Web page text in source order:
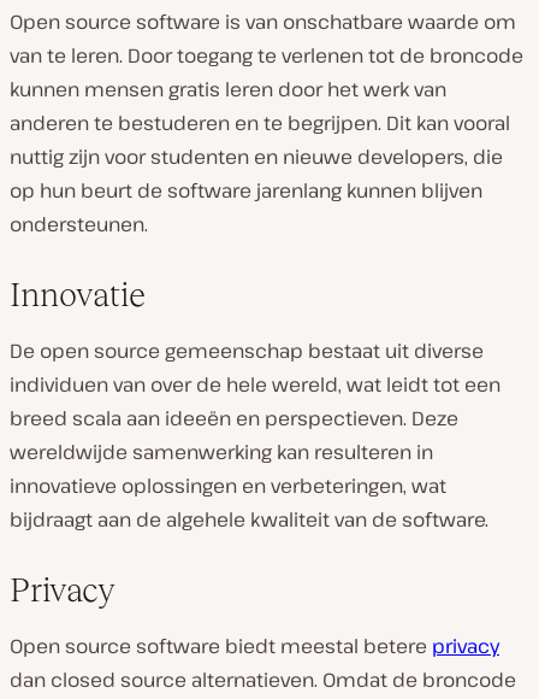
Open source software is van onschatbare waarde om
van te leren. Door toegang te verlenen tot de broncode
kunnen mensen gratis leren door het werk van
anderen te bestuderen en te begrijpen. Dit kan vooral
nuttig zijn voor studenten en nieuwe developers, die
op hun beurt de software jarenlang kunnen blijven
ondersteunen.
Innovatie
De open source gemeenschap bestaat uit diverse
individuen van over de hele wereld, wat leidt tot een
breed scala aan ideeën en perspectieven. Deze
wereldwijde samenwerking kan resulteren in
innovatieve oplossingen en verbeteringen, wat
bijdraagt aan de algehele kwaliteit van de software.
Privacy
Open source software biedt meestal betere privacy
dan closed source alternatieven. Omdat de broncode